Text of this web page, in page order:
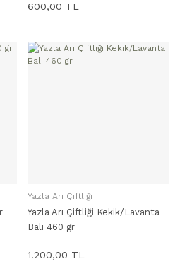
600,00 TL
SEPETE EKLE
Yazla Arı Çiftliği
Yazla Arı Çiftliği Kekik/Lavanta
Balı 460 gr
1.200,00 TL